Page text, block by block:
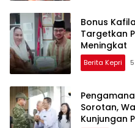
Bonus
Targetkan
Meningkat
Berita Kepri
Sorotan,
Kunjungan